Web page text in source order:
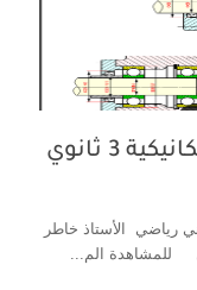
ملخصات دروس الهندسة الميكانيكية 3 ثانوي
الميكانيكية 3 ثانوي تقني رياضي الأستاذ خاطر